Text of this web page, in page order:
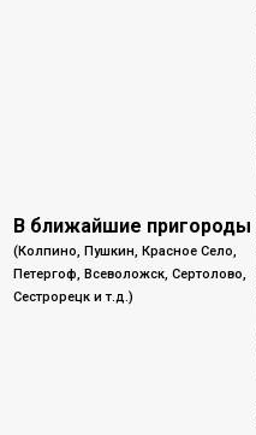
В ближайшие пригороды
(Колпино, Пушкин, Красное Село,
Петергоф, Всеволожск, Сертолово,
Сестрорецк и т.д.)